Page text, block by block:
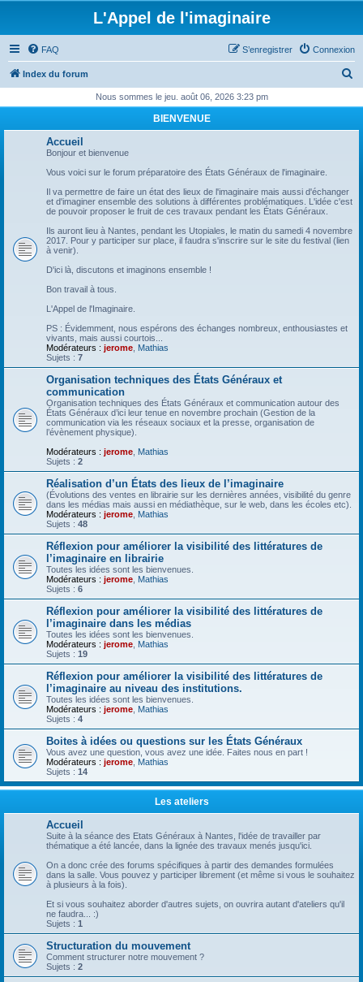
L'Appel de l'imaginaire
FAQ Connexion
S’enregistrer
Index du forum
h
Nous sommes le jeu. août 06, 2026 3:23 pm
BIENVENUE
Accueil
Bonjour et bienvenue
Vous voici sur le forum préparatoire des États Généraux de l'imaginaire.
Il va permettre de faire un état des lieux de l'imaginaire mais aussi d'échanger
et d'imaginer ensemble des solutions à différentes problématiques. L'idée c'est
de pouvoir proposer le fruit de ces travaux pendant les États Généraux.
Ils auront lieu à Nantes, pendant les Utopiales, le matin du samedi 4 novembre
2017. Pour y participer sur place, il faudra s'inscrire sur le site du festival (lien
à venir).
D'ici là, discutons et imaginons ensemble !
Bon travail à tous.
L'Appel de l'Imaginaire.
PS : Évidemment, nous espérons des échanges nombreux, enthousiastes et
vivants, mais aussi courtois...
Modérateurs : jerome Mathias
Sujets : 7
Organisation techniques des États Généraux et
communication
Organisation techniques des États Généraux et communication autour des
États Généraux d’ici leur tenue en novembre prochain (Gestion de la
communication via les réseaux sociaux et la presse, organisation de
l’évènement physique).
Modérateurs : jerome Mathias
Sujets : 2
Réalisation d’un États des lieux de l’imaginaire
(Évolutions des ventes en librairie sur les dernières années, visibilité du genre
dans les médias mais aussi en médiathèque, sur le web, dans les écoles etc).
Modérateurs : jerome Mathias
Sujets : 48
Réflexion pour améliorer la visibilité des littératures de
l’imaginaire en librairie
Toutes les idées sont les bienvenues.
Modérateurs : jerome Mathias
Sujets : 6
Réflexion pour améliorer la visibilité des littératures de
l’imaginaire dans les médias
Toutes les idées sont les bienvenues.
Modérateurs : jerome Mathias
Sujets : 19
Réflexion pour améliorer la visibilité des littératures de
l’imaginaire au niveau des institutions.
Toutes les idées sont les bienvenues.
Modérateurs : jerome Mathias
Sujets : 4
Boites à idées ou questions sur les États Généraux
Vous avez une question, vous avez une idée. Faites nous en part !
Modérateurs : jerome Mathias
Sujets : 14
Les ateliers
Accueil
Suite à la séance des Etats Généraux à Nantes, l'idée de travailler par
thématique a été lancée, dans la lignée des travaux menés jusqu'ici.
On a donc crée des forums spécifiques à partir des demandes formulées
dans la salle. Vous pouvez y participer librement (et même si vous le souhaitez
à plusieurs à la fois).
Et si vous souhaitez aborder d'autres sujets, on ouvrira autant d'ateliers qu'il
ne faudra... :)
Sujets : 1
Structuration du mouvement
Comment structurer notre mouvement ?
Sujets : 2